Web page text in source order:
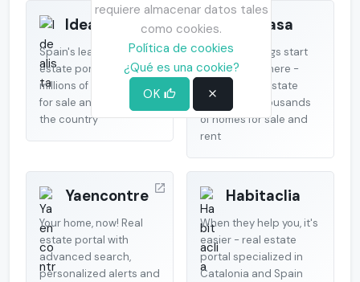
Idealista
Spain's leading real
estate portal with
millions of properties
for sale and rent across
the country
Fotocasa
The good things start
by searching here -
Spanish real estate
portal with thousands
of homes for sale and
rent
Yaencontre
Your home, now! Real
estate portal with
advanced search,
personalized alerts and
Habitaclia
When they help you, it's
easier - real estate
portal specialized in
Catalonia and Spain
requiere almacenar datos tales
como cookies.
Política de cookies
¿Qué es una cookie?
OK